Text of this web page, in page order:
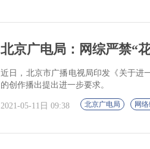
北京广电局：网综严禁“
近日，北京市广播电视局印发《关于进
的创作播出提出进一步要求。
2021-05-11日 09:38 北京广电局 网